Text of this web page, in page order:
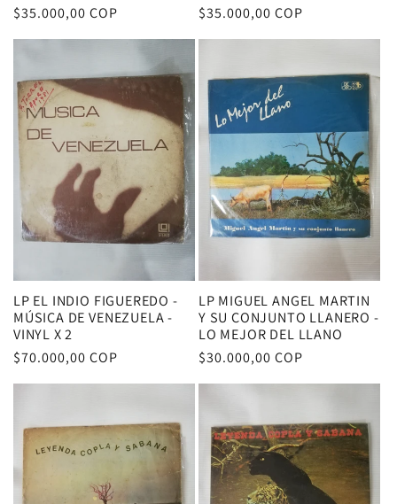
Precio
$35.000,00 COP
Precio
$35.000,00 COP
LP EL INDIO FIGUEREDO -
MÚSICA DE VENEZUELA -
VINYL X 2
Precio
habitual
$70.000,00 COP
LP MIGUEL ANGEL MARTIN
Y SU CONJUNTO LLANERO -
LO MEJOR DEL LLANO
Precio
habitual
$30.000,00 COP